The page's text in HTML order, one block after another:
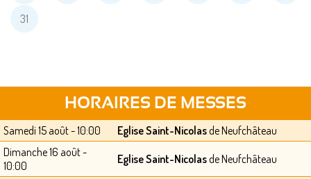
31
HORAIRES DE MESSES
Samedi 15 août - 10:00 Eglise Saint-Nicolasde Neufchâteau
Dimanche 16 août -
10:00
Eglise Saint-Nicolasde Neufchâteau